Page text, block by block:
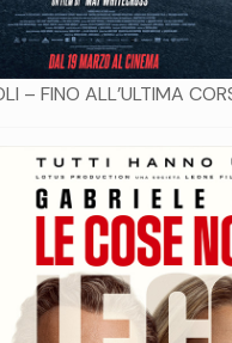
– FINO ALL’ULTIMA